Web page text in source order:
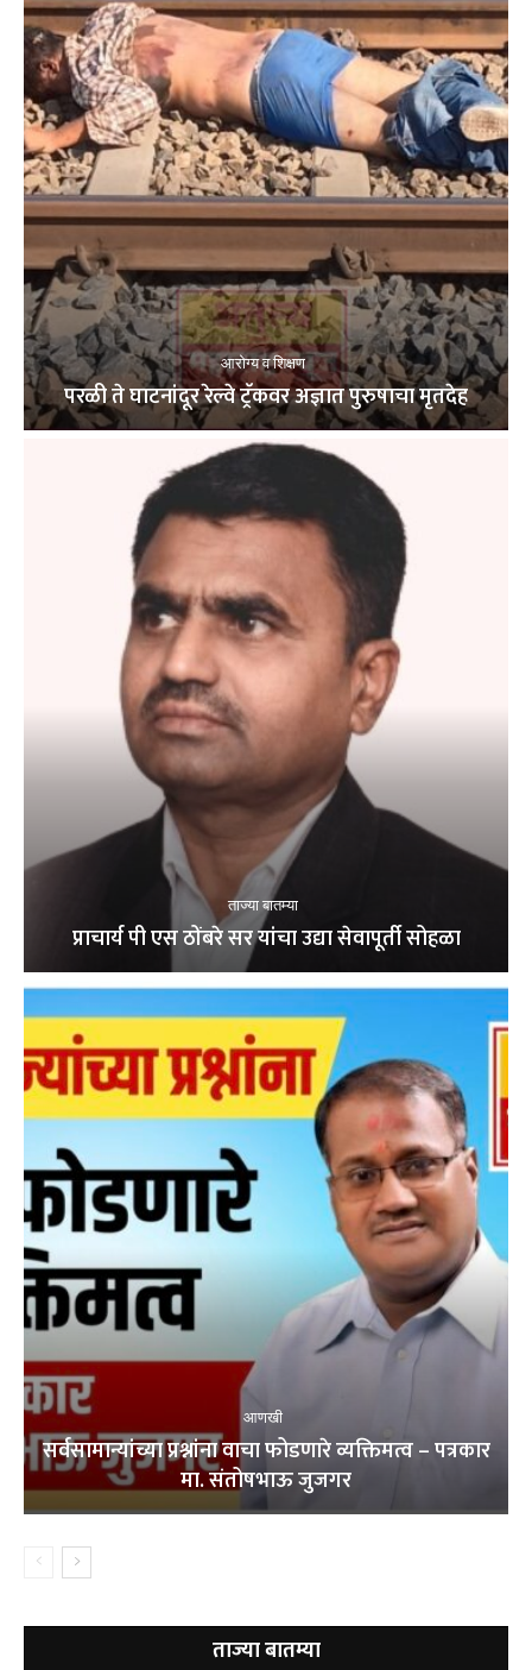
आरोग्य व शिक्षण
परळी ते घाटनांदूर रेल्वे ट्रॅकवर अज्ञात पुरुषाचा मृतदेह
ताज्या बातम्या
प्राचार्य पी एस ठोंबरे सर यांचा उद्या सेवापूर्ती सोहळा
आणखी
सर्वसामान्यांच्या प्रश्नांना वाचा फोडणारे व्यक्तिमत्व – पत्रकार
मा. संतोषभाऊ जुजगर
ताज्या बातम्या